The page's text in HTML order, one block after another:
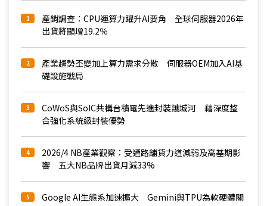
1
產銷調查：CPU運算力躍升AI要角 全球伺服器2026年
出貨將顯增19.2％
2
產業趨勢丕變加上算力需求分散 伺服器OEM加入AI基
礎設施戰局
3
CoWoS與SoIC共構台積電先進封裝護城河 藉深度整
合強化系統級封裝優勢
4
2026/4 NB產業觀察：受通路舖貨力道減弱及高基期影
響 五大NB品牌出貨月減33%
5
Google AI生態系加速擴大 Gemini與TPU為軟硬體關